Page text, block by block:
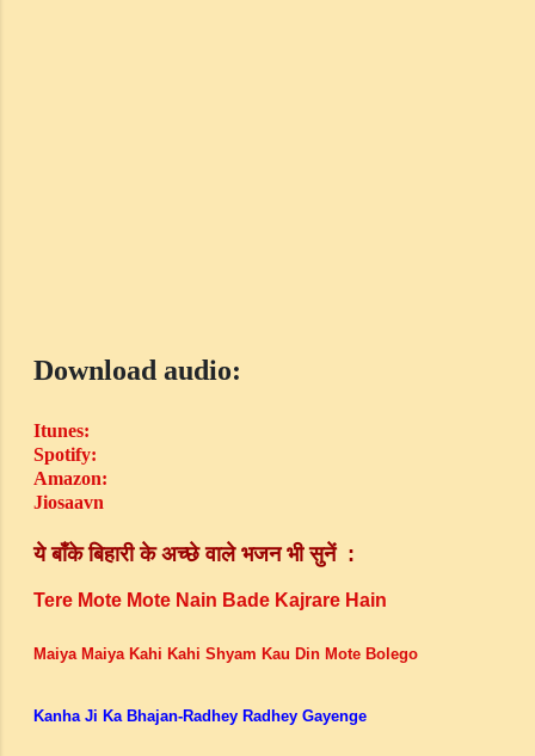
Download audio:
Itunes:
Spotify:
Amazon:
Jiosaavn
ये बाँके बिहारी केअच्छे वाले भजनभी सुनें:
Tere Mote Mote Nain Bade Kajrare Hain
Maiya Maiya Kahi Kahi Shyam Kau Din Mote Bolego
Kanha Ji Ka Bhajan-Radhey Radhey Gayenge